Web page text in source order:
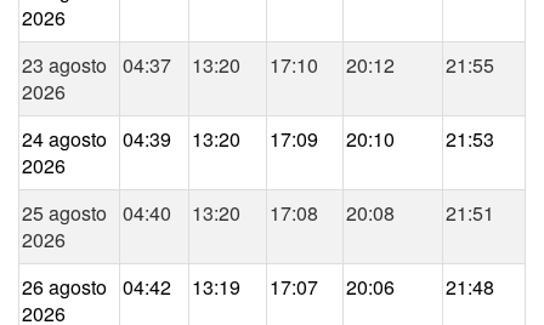
2026
23 agosto
2026
04:37 13:20 17:10 20:12 21:55
24 agosto
2026
04:39 13:20 17:09 20:10 21:53
25 agosto
2026
04:40 13:20 17:08 20:08 21:51
26 agosto
2026
04:42 13:19 17:07 20:06 21:48